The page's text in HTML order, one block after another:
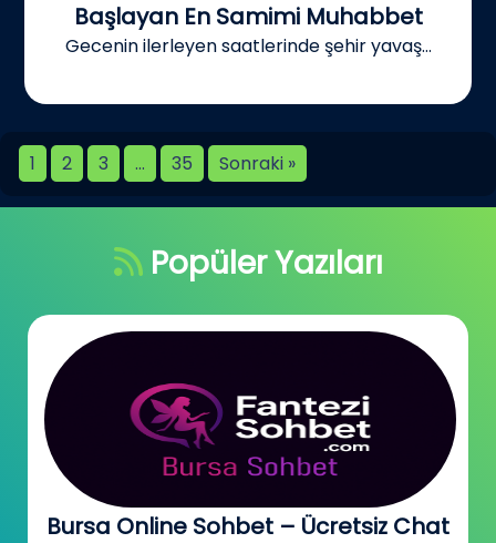
Başlayan En Samimi Muhabbet
Gecenin ilerleyen saatlerinde şehir yavaş...
1 2 3 … 35 Sonraki »
Popüler Yazıları
Bursa Online Sohbet – Ücretsiz Chat